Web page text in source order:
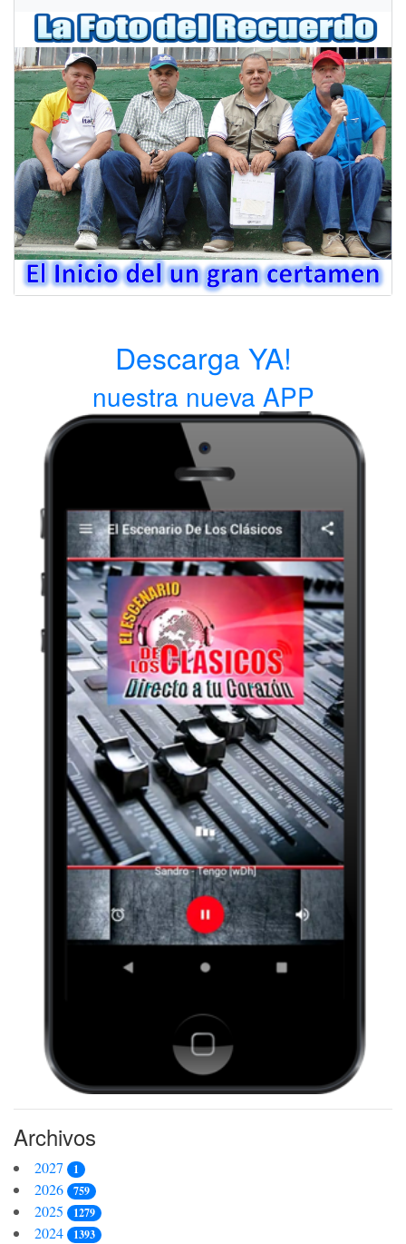
Descarga YA!
nuestra nueva APP
Archivos
2027 1
2026 759
2025 1279
2024 1393